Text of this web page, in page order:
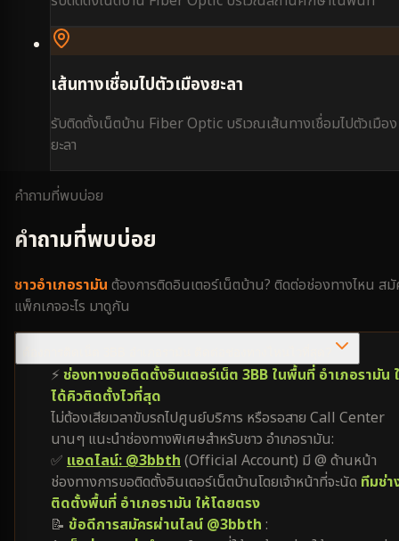
เส้นทางเชื่อมไปตัวเมืองยะลา
รับติดตั้งเน็ตบ้าน Fiber Optic บริเวณเส้นทางเชื่อมไปตัวเมือง
ยะลา
คำถามที่พบบ่อย
คำถามที่พบบ่อย
ชาวอำเภอรามัน ต้องการติดอินเตอร์เน็ตบ้าน? ติดต่อช่องทางไหน ส
แพ็กเกจอะไร มาดูกัน
⚡ ช่องทางขอติดตั้งอินเตอร์เน็ต 3BB ในพื้นที่ อำเภอรามัน
ได้คิวติดตั้งไวที่สุด
ไม่ต้องเสียเวลาขับรถไปศูนย์บริการ หรือรอสาย Call Center
นานๆ แนะนำช่องทางพิเศษสำหรับชาว อำเภอรามัน:
✅ แอดไลน์: @3bbth(Official Account) มี @ ด้านหน้า
ช่องทางการขอติดตั้งอินเตอร์เน็ตบ้านโดยเจ้าหน้าที่จะนัด ทีมช่า
ติดตั้งพื้นที่ อำเภอรามัน ให้โดยตรง
📝 ข้อดีการสมัครผ่านไลน์ @3bbth :